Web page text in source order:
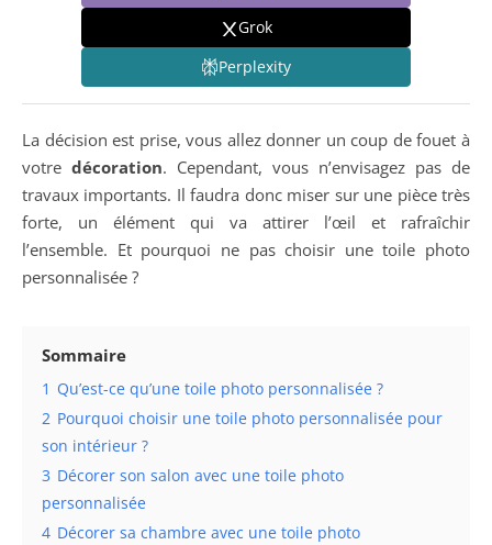
Grok
Perplexity
La décision est prise, vous allez donner un coup de fouet à
votre décoration. Cependant, vous n’envisagez pas de
travaux importants. Il faudra donc miser sur une pièce très
forte, un élément qui va attirer l’œil et rafraîchir
l’ensemble. Et pourquoi ne pas choisir une toile photo
personnalisée ?
Sommaire
1 Qu’est-ce qu’une toile photo personnalisée ?
2 Pourquoi choisir une toile photo personnalisée pour
son intérieur ?
3 Décorer son salon avec une toile photo
personnalisée
4 Décorer sa chambre avec une toile photo